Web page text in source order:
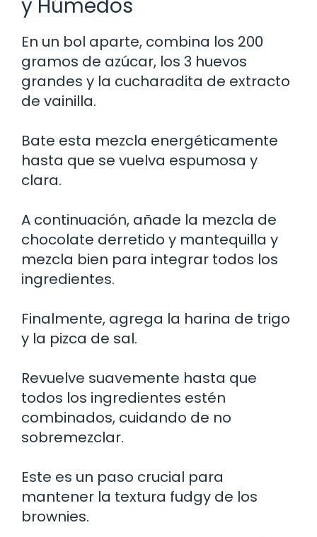
y Húmedos
En un bol aparte, combina los 200
gramos de azúcar, los 3 huevos
grandes y la cucharadita de extracto
de vainilla.
Bate esta mezcla energéticamente
hasta que se vuelva espumosa y
clara.
A continuación, añade la mezcla de
chocolate derretido y mantequilla y
mezcla bien para integrar todos los
ingredientes.
Finalmente, agrega la harina de trigo
y la pizca de sal.
Revuelve suavemente hasta que
todos los ingredientes estén
combinados, cuidando de no
sobremezclar.
Este es un paso crucial para
mantener la textura fudgy de los
brownies.